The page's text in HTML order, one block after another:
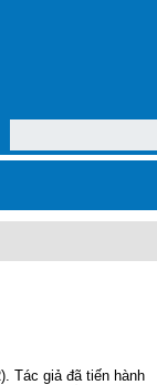
Tác giả đã tiến hành